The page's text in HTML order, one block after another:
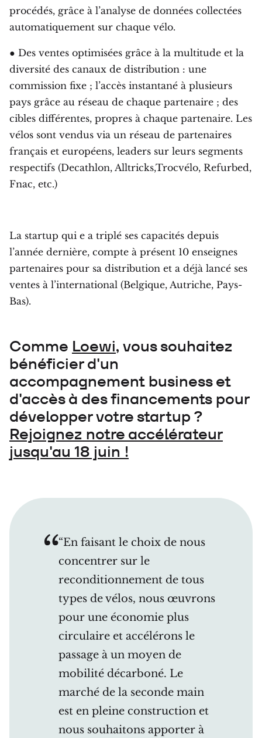
procédés, grâce à l’analyse de données collectées
automatiquement sur chaque vélo.
● Des ventes optimisées grâce à la multitude et la
diversité des canaux de distribution : une
commission fixe ; l’accès instantané à plusieurs
pays grâce au réseau de chaque partenaire ; des
cibles différentes, propres à chaque partenaire. Les
vélos sont vendus via un réseau de partenaires
français et européens, leaders sur leurs segments
respectifs (Decathlon, Alltricks,Trocvélo, Refurbed,
Fnac, etc.)
La startup qui e a triplé ses capacités depuis
l’année dernière, compte à présent 10 enseignes
partenaires pour sa distribution et a déjà lancé ses
ventes à l’international (Belgique, Autriche, Pays-
Bas).
Comme Loewi, vous souhaitez
bénéficier d'un
accompagnement business et
d'accès à des financements pour
développer votre startup ?
Rejoignez notre accélérateur
jusqu'au 18 juin !
“En faisant le choix de nous
concentrer sur le
reconditionnement de tous
types de vélos, nous œuvrons
pour une économie plus
circulaire et accélérons le
passage à un moyen de
mobilité décarboné. Le
marché de la seconde main
est en pleine construction et
nous souhaitons apporter à